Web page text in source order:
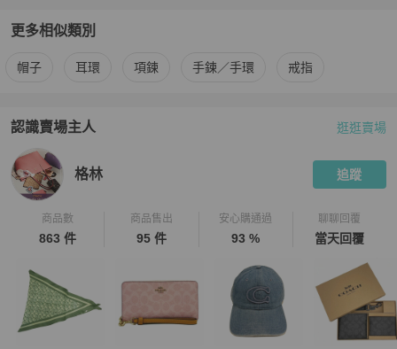
更多相似類別
更多Polo Ralph Lauren女士配件相似商品推薦
帽子 耳環 項鍊 手鍊／手環 戒指
認識賣場主人
PopChill 拍拍圈嚴選賣家
逛逛賣場
格林 追蹤
商品數
863 件
商品售出
95 件
安心購通過
93 %
聊聊回覆
當天回覆